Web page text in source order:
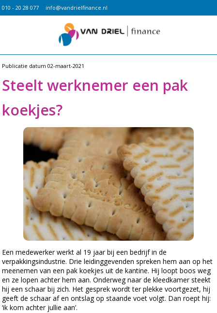
010 - 20 28 077 info@vandrielfinance.nl
Publicatie datum 02-maart-2021
Steelt werknemer een pak
koekjes?
Een medewerker werkt al 19 jaar bij een bedrijf in de
verpakkingsindustrie. Drie leidinggevenden spreken hem aan op het
meenemen van een pak koekjes uit de kantine. Hij loopt boos weg
en ze lopen achter hem aan. Onderweg naar de kleedkamer steekt
hij een schaar bij zich. Het gesprek wordt ter plekke voortgezet, hij
geeft de schaar af en ontslag op staande voet volgt. Dan roept hij:
‘ik kom achter jullie aan’.